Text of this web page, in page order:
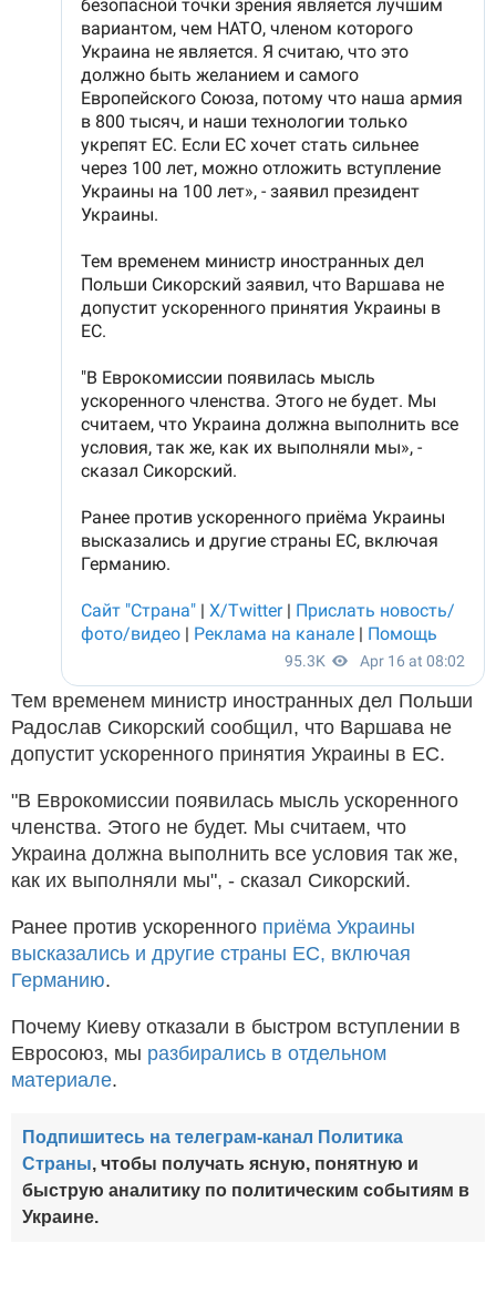
Тем временем министр иностранных дел Польши
Радослав Сикорский сообщил, что Варшава не
допустит ускоренного принятия Украины в ЕС.
"В Еврокомиссии появилась мысль ускоренного
членства. Этого не будет. Мы считаем, что
Украина должна выполнить все условия так же,
как их выполняли мы", - сказал Сикорский.
Ранее против ускоренного приёма Украины
высказались и другие страны ЕС, включая
Германию.
Почему Киеву отказали в быстром вступлении в
Евросоюз, мы разбирались в отдельном
материале.
Подпишитесь на телеграм-канал Политика
Страны, чтобы получать ясную, понятную и
быструю аналитику по политическим событиям в
Украине.